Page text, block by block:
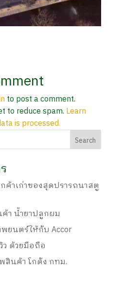
to post a comment.
to reduce spam. Learn
is processed.
ค้าเก่าของสุดปรารถนาสตู
า น้ำยาปลูกผม
ยนตร์ให้กับ Accor
ว ด้วยมือถือ
สินค้า โกดัง กทม.